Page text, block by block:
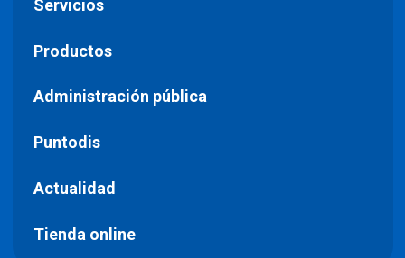
Servicios
Productos
Administración pública
Puntodis
Actualidad
Tienda online